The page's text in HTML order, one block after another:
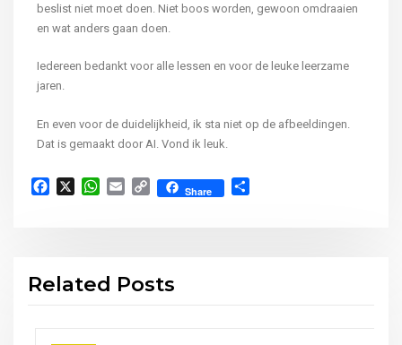
beslist niet moet doen. Niet boos worden, gewoon omdraaien
en wat anders gaan doen.
Iedereen bedankt voor alle lessen en voor de leuke leerzame
jaren.
En even voor de duidelijkheid, ik sta niet op de afbeeldingen.
Dat is gemaakt door AI. Vond ik leuk.
FacebookWhatsApp
EmailCopy Share
Related Posts